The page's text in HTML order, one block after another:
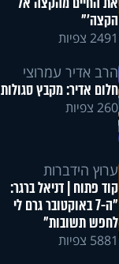
הקצה'"
2491 צפיות
הרב אדיר עמרוצי
חלום אדיר: מקבץ סגולות
260 צפיות
ערוץ הידברות
קוד פתוח | דניאל ברגר:
"ה-7 באוקטובר גרם לי
לחפש תשובות"
5881 צפיות